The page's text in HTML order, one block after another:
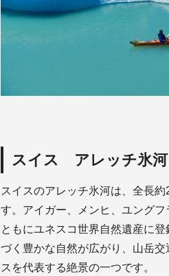
スイス アレッチ氷河
スイスのアレッチ氷河は、全長
す。アイガー、メンヒ、ユング
ともにユネスコ世界自然遺産に
づく豊かな自然が広がり、山岳
スを代表する絶景の一つです。